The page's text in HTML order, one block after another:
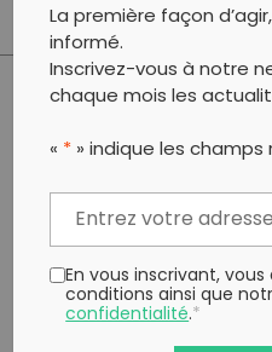
Copy to clipboard
La première façon
informé.
Inscrivez-vous à notre
chaque mois les
« * » indique les champs
En vous inscrivant,
conditions ainsi que
confidentialité.*